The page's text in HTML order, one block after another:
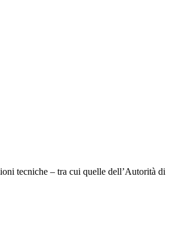
tecniche – tra cui quelle dell’Autorità di